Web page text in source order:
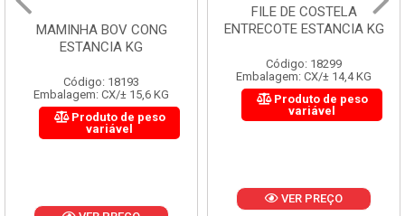
MAMINHA BOV CONG
ESTANCIA KG
Código: 18193
Embalagem: CX/± 15,6 KG
Produto de peso
variável
FILE DE COSTELA
ENTRECOTE ESTANCIA KG
Código: 18299
Embalagem: CX/± 14,4 KG
Produto de peso
variável
VER PREÇO